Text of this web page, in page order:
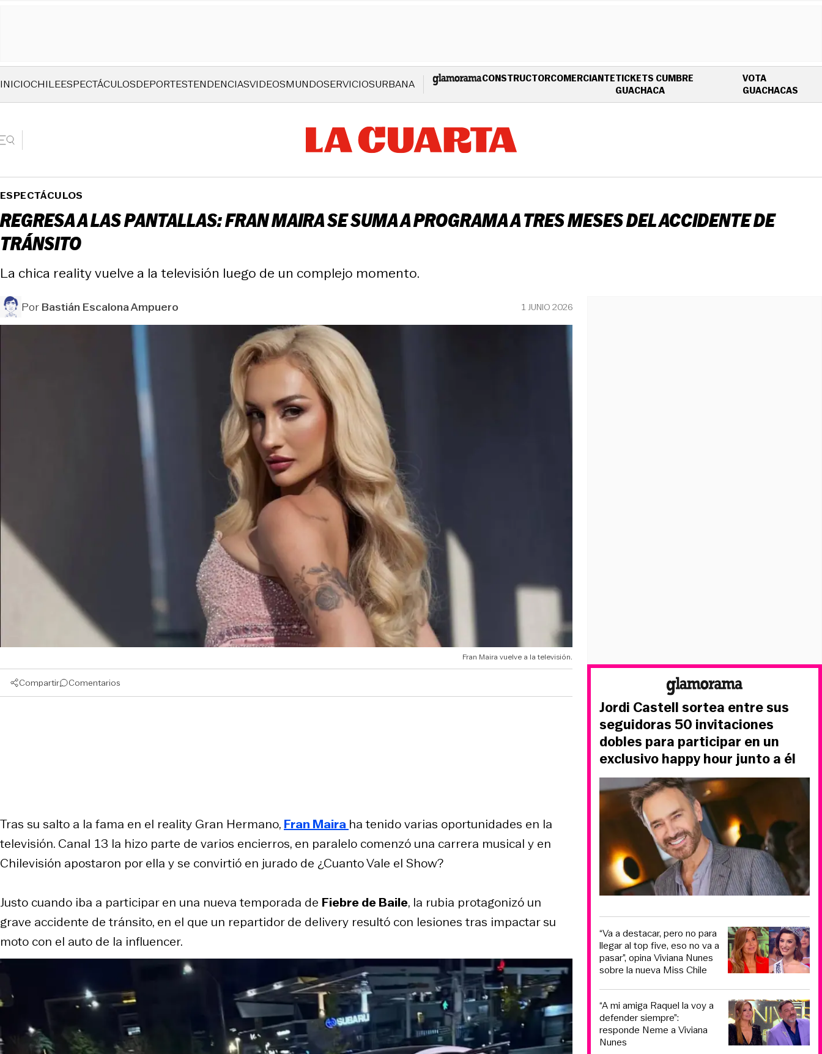
INICIOCHILEESPECTÁCULOSDEPORTESTENDENCIASVIDEOSMUNDOSERVICIOSURBANA CONSTRUCTORCOMERCIANTETICKETS CUMBRE
GUACHACAOPENS IN NEW WINDOW
VOTA
GUACHACAS
ESPECTÁCULOS
REGRESA A LAS PANTALLAS: FRAN MAIRA SE SUMA A PROGRAMA A TRES MESES DEL ACCIDENTE DE
TRÁNSITO
La chica reality vuelve a la televisión luego de un complejo momento.
PorBastián Escalona Ampuero 1 JUNIO 2026
Fran Maira vuelve a la televisión.
Compartir Comentarios
Tras su salto a la fama en el reality Gran Hermano, Fran Maira ha tenido varias oportunidades en la
televisión. Canal 13 la hizo parte de varios encierros, en paralelo comenzó una carrera musical y en
Chilevisión apostaron por ella y se convirtió en jurado de ¿Cuanto Vale el Show?
Justo cuando iba a participar en una nueva temporada de Fiebre de Baile, la rubia protagonizó un
grave accidente de tránsito, en el que un repartidor de delivery resultó con lesiones tras impactar su
moto con el auto de la influencer.
Jordi Castell sortea entre sus
seguidoras 50 invitaciones
dobles para participar en un
exclusivo happy hour junto a él
“Va a destacar, pero no para
llegar al top five, eso no va a
pasar”, opina Viviana Nunes
sobre la nueva Miss Chile
“A mi amiga Raquel la voy a
defender siempre”:
responde Neme a Viviana
Nunes